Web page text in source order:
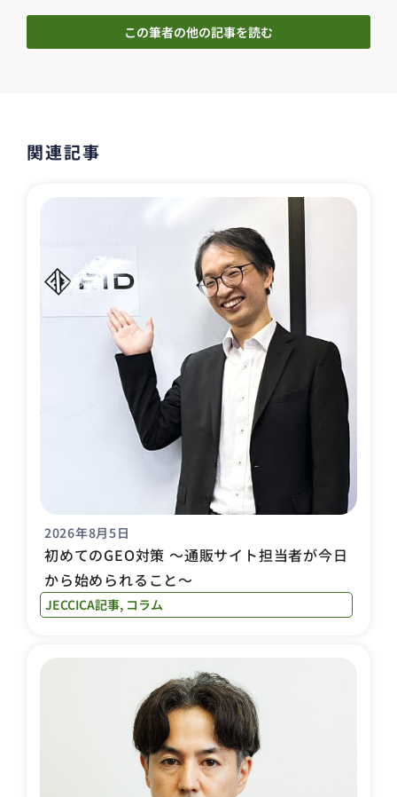
この筆者の他の記事を読む
関連記事
2026年8月5日
初めてのGEO対策 〜通販サイト担当者が今日
から始められること〜
JECCICA記事, コラム